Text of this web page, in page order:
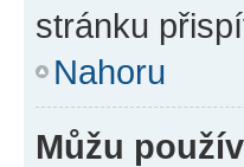
stránku
Nahoru
Můžu